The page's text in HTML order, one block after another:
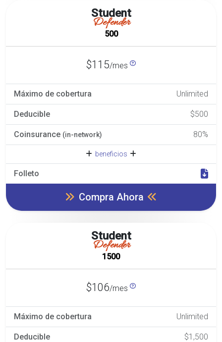
Student
Defender
500
$115/mes
Máximo de cobertura Unlimited
Deducible $500
Coinsurance (in-network) 80%
beneficios
Folleto
Compra Ahora
Student
Defender
1500
$106/mes
Máximo de cobertura Unlimited
Deducible $1,500